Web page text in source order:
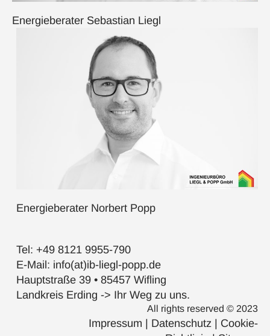
Energieberater Sebastian Liegl
Energieberater Norbert Popp
Tel: +49 8121 9955-790
E-Mail: info(at)ib-liegl-popp.de
Hauptstraße 39 • 85457 Wifling
Landkreis Erding -> Ihr Weg zu uns.
All rights reserved © 2023
Impressum | Datenschutz | Cookie-